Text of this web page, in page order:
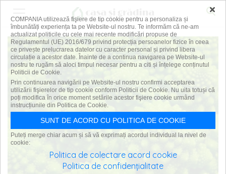
×
COMPANIA utilizează fişiere de tip cookie pentru a personaliza și
îmbunătăți experiența ta pe Website-ul nostru. Te informăm că ne-am
actualizat politicile cu cele mai recente modificări propuse de
Regulamentul (UE) 2016/679 privind protecția persoanelor fizice în ceea
ce privește prelucrarea datelor cu caracter personal și privind libera
circulație a acestor date. Înainte de a continua navigarea pe Website-ul
nostru te rugăm să aloci timpul necesar pentru a citi și înțelege conținutul
Politicii de Cookie.
Prin continuarea navigării pe Website-ul nostru confirmi acceptarea
utilizării fişierelor de tip cookie conform Politicii de Cookie. Nu uita totuși că
poți modifica în orice moment setările acestor fişiere cookie urmând
instrucțiunile din Politica de Cookie.
SUNT DE ACORD CU POLITICA DE COOKIE
Puteți merge chiar acum și să vă exprimați acordul individual la nivel de
cookie:
Politica de colectare acord cookie
Politica de confidențialitate